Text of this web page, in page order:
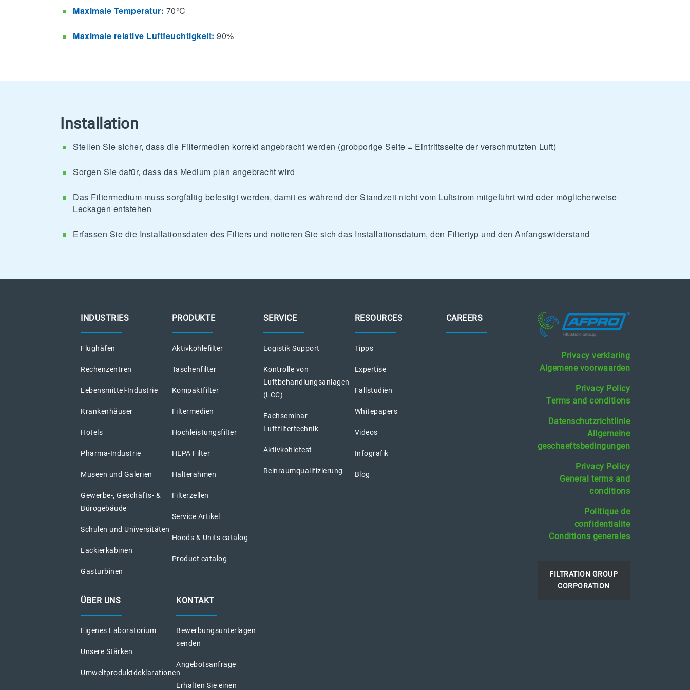
Maximale Temperatur: 70°C
Maximale relative Luftfeuchtigkeit: 90%
Installation
Stellen Sie sicher, dass die Filtermedien korrekt angebracht werden (grobporige Seite = Eintrittsseite der verschmutzten Luft)
Sorgen Sie dafür, dass das Medium plan angebracht wird
Das Filtermedium muss sorgfältig befestigt werden, damit es während der Standzeit nicht vom Luftstrom mitgeführt wird oder möglicherweise
Leckagen entstehen
Erfassen Sie die Installationsdaten des Filters und notieren Sie sich das Installationsdatum, den Filtertyp und den Anfangswiderstand
INDUSTRIES
Flughäfen
Rechenzentren
Lebensmittel-Industrie
Krankenhäuser
Hotels
Pharma-Industrie
Museen und Galerien
Gewerbe-, Geschäfts- &
Bürogebäude
Schulen und Universitäten
Lackierkabinen
Gasturbinen
PRODUKTE
Aktivkohlefilter
Taschenfilter
Kompaktfilter
Filtermedien
Hochleistungsfilter
HEPA Filter
Halterahmen
Filterzellen
Service Artikel
Hoods & Units catalog
Product catalog
SERVICE
Logistik Support
Kontrolle von
Luftbehandlungsanlagen
(LCC)
Fachseminar
Luftfiltertechnik
Aktivkohletest
Reinraumqualifizierung
RESOURCES
Tipps
Expertise
Fallstudien
Whitepapers
Videos
Infografik
Blog
CAREERS
ÜBER UNS
Eigenes Laboratorium
Unsere Stärken
Umweltproduktdeklarationen
KONTAKT
Bewerbungsunterlagen
senden
Angebotsanfrage
Erhalten Sie einen
Privacy verklaring
Algemene voorwaarden
Privacy Policy
Terms and conditions
Datenschutzrichtlinie
Allgemeine
geschaeftsbedingungen
Privacy Policy
General terms and
conditions
Politique de
confidentialite
Conditions generales
FILTRATION GROUP
CORPORATION